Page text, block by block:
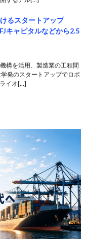
るスタートアップ
キャピタルなどから2.5
構を活用、製造業の工程間
発のスタートアップでロボ
イオ[…]